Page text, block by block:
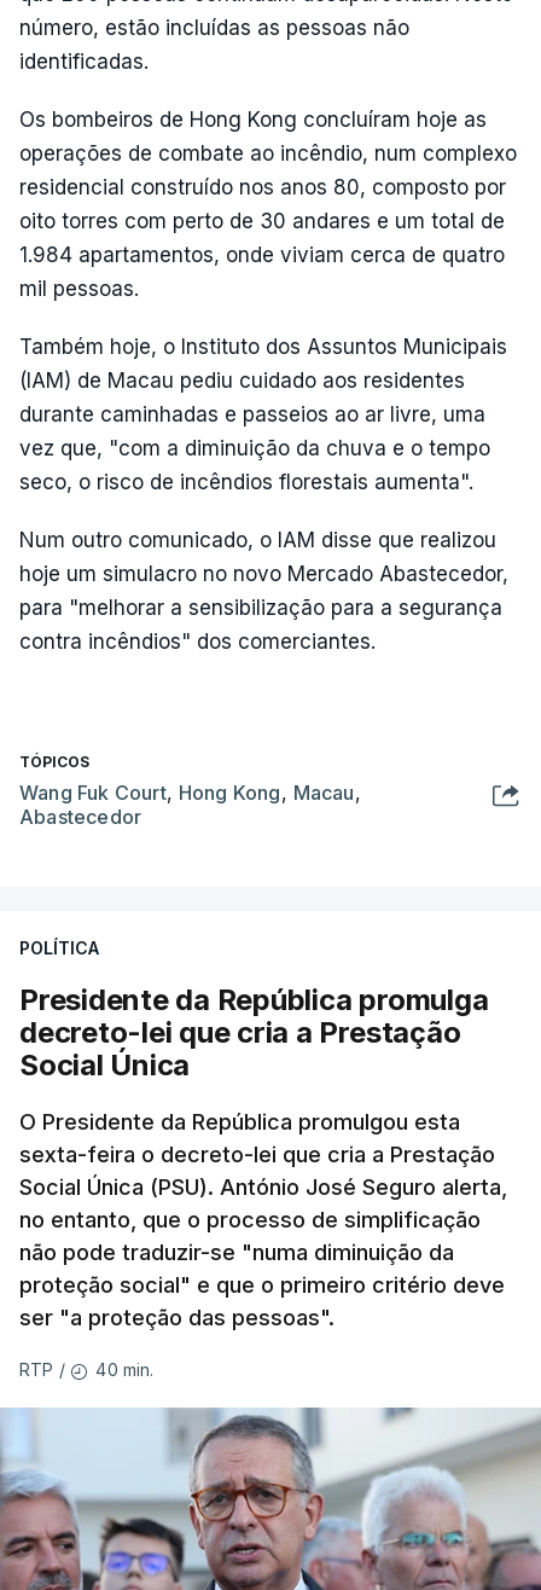
número, estão incluídas as pessoas não
identificadas.
Os bombeiros de Hong Kong concluíram hoje as
operações de combate ao incêndio, num complexo
residencial construído nos anos 80, composto por
oito torres com perto de 30 andares e um total de
1.984 apartamentos, onde viviam cerca de quatro
mil pessoas.
Também hoje, o Instituto dos Assuntos Municipais
(IAM) de Macau pediu cuidado aos residentes
durante caminhadas e passeios ao ar livre, uma
vez que, "com a diminuição da chuva e o tempo
seco, o risco de incêndios florestais aumenta".
Num outro comunicado, o IAM disse que realizou
hoje um simulacro no novo Mercado Abastecedor,
para "melhorar a sensibilização para a segurança
contra incêndios" dos comerciantes.
TÓPICOS
Wang Fuk Court, Hong Kong, Macau,
Abastecedor
POLÍTICA
Presidente da República promulga
decreto-lei que cria a Prestação
Social Única
O Presidente da República promulgou esta
sexta-feira o decreto-lei que cria a Prestação
Social Única (PSU). António José Seguro alerta,
no entanto, que o processo de simplificação
não pode traduzir-se "numa diminuição da
proteção social" e que o primeiro critério deve
ser "a proteção das pessoas".
RTP / 40 min.